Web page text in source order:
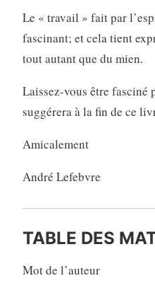
Le « travail » fait par
fascinant; et cela tient
tout autant que du mien.
Laissez-vous être fasciné
suggérera à la fin de ce
Amicalement
André Lefebvre
TABLE DES
Mot de l’auteur